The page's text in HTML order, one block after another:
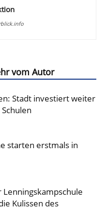
vom Autor
Stadt investiert weiter
starten erstmals in
Lenningskampschule
Kulissen des